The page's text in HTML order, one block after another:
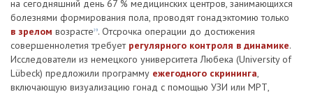
на сегодняшний день 67 % медицинских центров, занимающихся
болезнями формирования пола, проводят гонадэктомию только
в зрелом возрасте29. Отсрочка операции до достижения
совершеннолетия требует регулярного контроля в динамике.
Исследователи из немецкого университета Любека (University of
Lübeck) предложили программу ежегодного скрининга,
включающую визуализацию гонад с помощью УЗИ или МРТ,